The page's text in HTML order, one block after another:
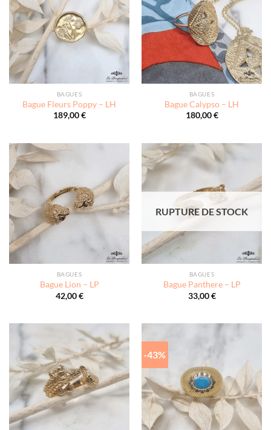
BAGUES
Bague Fleurs Poppy – LH
189,00€
BAGUES
Bague Calypso – LH
180,00€
BAGUES
Bague Lion – LP
42,00€
RUPTURE DE STOCK
BAGUES
Bague Panthere – LP
33,00€
-43%